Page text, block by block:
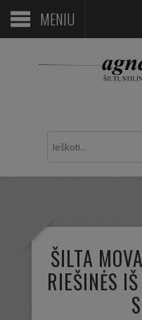
MENIU
ŠILTA
RIEŠINĖS